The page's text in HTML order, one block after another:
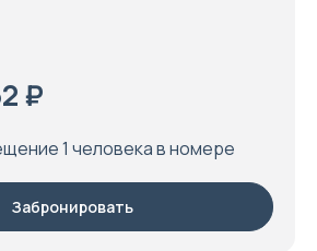
₽
1 человека в номере
Забронировать